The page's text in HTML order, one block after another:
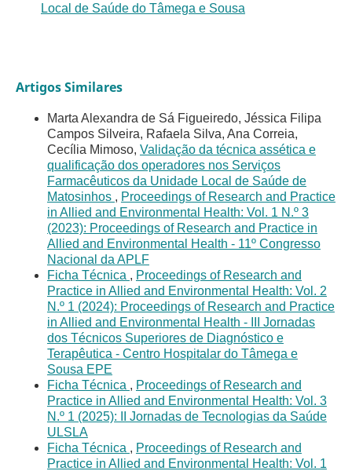
Local de Saúde do Tâmega e Sousa
Artigos Similares
Marta Alexandra de Sá Figueiredo, Jéssica Filipa
Campos Silveira, Rafaela Silva, Ana Correia,
Cecília Mimoso, Validação da técnica assética e
qualificação dos operadores nos Serviços
Farmacêuticos da Unidade Local de Saúde de
Matosinhos , Proceedings of Research and Practice
in Allied and Environmental Health: Vol. 1 N.º 3
(2023): Proceedings of Research and Practice in
Allied and Environmental Health - 11º Congresso
Nacional da APLF
Ficha Técnica , Proceedings of Research and
Practice in Allied and Environmental Health: Vol. 2
N.º 1 (2024): Proceedings of Research and Practice
in Allied and Environmental Health - III Jornadas
dos Técnicos Superiores de Diagnóstico e
Terapêutica - Centro Hospitalar do Tâmega e
Sousa EPE
Ficha Técnica , Proceedings of Research and
Practice in Allied and Environmental Health: Vol. 3
N.º 1 (2025): II Jornadas de Tecnologias da Saúde
ULSLA
Ficha Técnica , Proceedings of Research and
Practice in Allied and Environmental Health: Vol. 1